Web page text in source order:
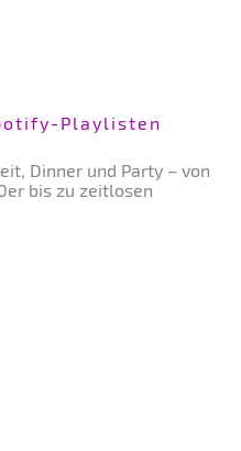
Playlisten
Dinner und Party – von
bis zu zeitlosen